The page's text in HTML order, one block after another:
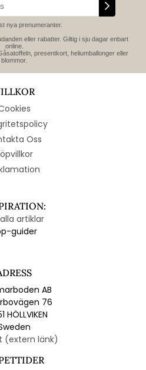
nya prenumeranter.
eller rabatter. Giltig i sju dagar enbart
online.
presentkort, heliumballonger eller
blommor.
Oss
artiklar
guider
AB
76
HÖLLVIKEN
(extern länk)